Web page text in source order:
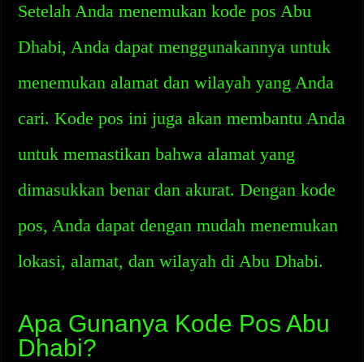
Setelah Anda menemukan kode pos Abu
Dhabi, Anda dapat menggunakannya untuk
menemukan alamat dan wilayah yang Anda
cari. Kode pos ini juga akan membantu Anda
untuk memastikan bahwa alamat yang
dimasukkan benar dan akurat. Dengan kode
pos, Anda dapat dengan mudah menemukan
lokasi, alamat, dan wilayah di Abu Dhabi.
Apa Gunanya Kode Pos Abu
Dhabi?